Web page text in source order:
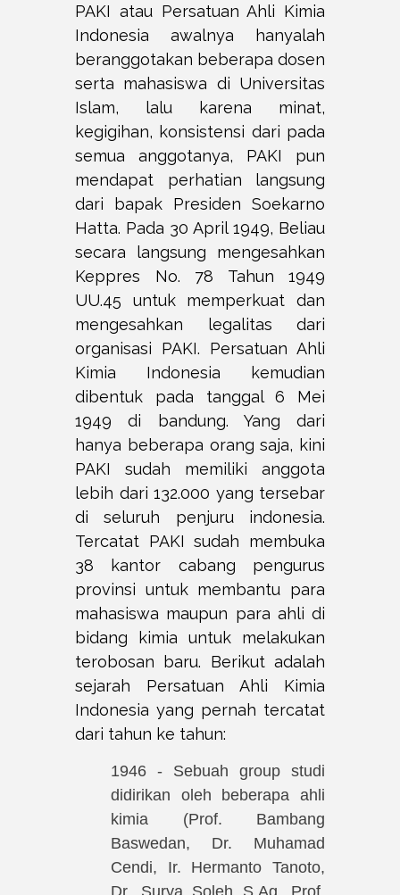
PAKI atau Persatuan Ahli Kimia
Indonesia awalnya hanyalah
beranggotakan beberapa dosen
serta mahasiswa di Universitas
Islam, lalu karena minat,
kegigihan, konsistensi dari pada
semua anggotanya, PAKI pun
mendapat perhatian langsung
dari bapak Presiden Soekarno
Hatta. Pada 30 April 1949, Beliau
secara langsung mengesahkan
Keppres No. 78 Tahun 1949
UU.45 untuk memperkuat dan
mengesahkan legalitas dari
organisasi PAKI. Persatuan Ahli
Kimia Indonesia kemudian
dibentuk pada tanggal 6 Mei
1949 di bandung. Yang dari
hanya beberapa orang saja, kini
PAKI sudah memiliki anggota
lebih dari 132.000 yang tersebar
di seluruh penjuru indonesia.
Tercatat PAKI sudah membuka
38 kantor cabang pengurus
provinsi untuk membantu para
mahasiswa maupun para ahli di
bidang kimia untuk melakukan
terobosan baru. Berikut adalah
sejarah Persatuan Ahli Kimia
Indonesia yang pernah tercatat
dari tahun ke tahun:
1946 - Sebuah group studi
didirikan oleh beberapa ahli
kimia (Prof. Bambang
Baswedan, Dr. Muhamad
Cendi, Ir. Hermanto Tanoto,
Dr. Surya Soleh S.Ag, Prof.